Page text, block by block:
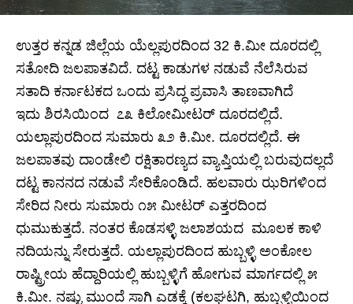
ಉತ್ತರ ಕನ್ನಡ ಜಿಲ್ಲೆಯ ಯೆಲ್ಲಪುರದಿಂದ 32 ಕಿ.ಮೀ ದೂರದಲ್ಲಿ
ಸತೋದಿ ಜಲಪಾತವಿದೆ. ದಟ್ಟ ಕಾಡುಗಳ ನಡುವೆ ನೆಲೆಸಿರುವ
ಸತಾದಿ ಕರ್ನಾಟಕದ ಒಂದು ಪ್ರಸಿದ್ಧ ಪ್ರವಾಸಿ ತಾಣವಾಗಿದೆ
ಇದು ಶಿರಸಿಯಿಂದ ೭೩ ಕಿಲೋಮೀಟರ್ ದೂರದಲ್ಲಿದೆ.
ಯಲ್ಲಾಪುರದಿಂದ ಸುಮಾರು ೩೨ ಕಿ.ಮೀ. ದೂರದಲ್ಲಿದೆ. ಈ
ಜಲಪಾತವು ದಾಂಡೇಲಿ ರಕ್ಷಿತಾರಣ್ಯದ ವ್ಯಾಪ್ತಿಯಲ್ಲಿ ಬರುವುದಲ್ಲದೆ
ದಟ್ಟ ಕಾನನದ ನಡುವೆ ಸೇರಿಕೊಂಡಿದೆ. ಹಲವಾರು ಝರಿಗಳಿಂದ
ಸೇರಿದ ನೀರು ಸುಮಾರು ೧೫ ಮೀಟರ್ ಎತ್ತರದಿಂದ
ಧುಮುಕುತ್ತದೆ. ನಂತರ ಕೊಡಸಳ್ಳಿ ಜಲಾಶಯದ ಮೂಲಕ ಕಾಳಿ
ನದಿಯನ್ನು ಸೇರುತ್ತದೆ. ಯಲ್ಲಾಪುರದಿಂದ ಹುಬ್ಬಳ್ಳಿ ಅಂಕೋಲ
ರಾಷ್ಟ್ರೀಯ ಹೆದ್ದಾರಿಯಲ್ಲಿ ಹುಬ್ಬಳ್ಳಿಗೆ ಹೋಗುವ ಮಾರ್ಗದಲ್ಲಿ ೫
ಕಿ.ಮೀ. ನಷ್ಟು ಮುಂದೆ ಸಾಗಿ ಎಡಕ್ಕೆ (ಕಲಘಟಗಿ, ಹುಬ್ಬಳ್ಳಿಯಿಂದ